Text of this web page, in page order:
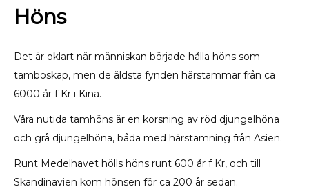
Höns
Det är oklart när människan började hålla höns som
tamboskap, men de äldsta fynden härstammar från ca
6000 år f Kr i Kina.
Våra nutida tamhöns är en korsning av röd djungelhöna
och grå djungelhöna, båda med härstamning från Asien.
Runt Medelhavet hölls höns runt 600 år f Kr, och till
Skandinavien kom hönsen för ca 200 år sedan.